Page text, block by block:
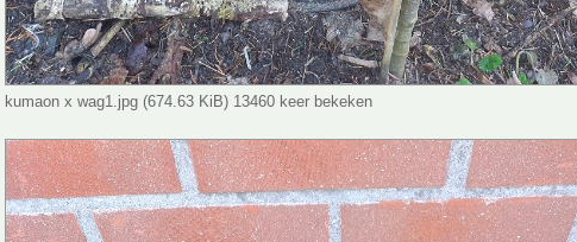
kumaon x wag1.jpg (674.63 KiB) 13460 keer bekeken